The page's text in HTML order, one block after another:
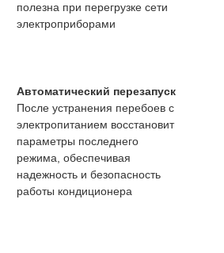
полезна при перегрузке сети
электроприборами
Автоматический перезапуск
После устранения перебоев с
электропитанием восстановит
параметры последнего
режима, обеспечивая
надежность и безопасность
работы кондиционера